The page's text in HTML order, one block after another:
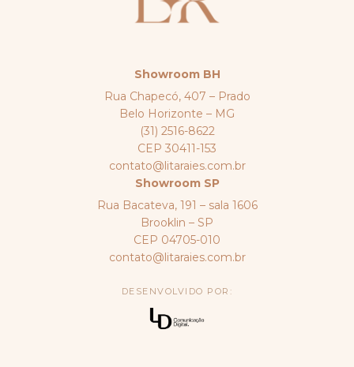
Showroom BH
Rua Chapecó, 407 – Prado
Belo Horizonte – MG
(31) 2516-8622
CEP 30411-153
contato@litaraies.com.br
Showroom SP
Rua Bacateva, 191 – sala 1606
Brooklin – SP
CEP 04705-010
contato@litaraies.com.br
DESENVOLVIDO POR: